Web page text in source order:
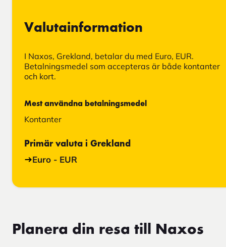
Valutainformation
I Naxos, Grekland, betalar du med Euro, EUR.
Betalningsmedel som accepteras är både kontanter
och kort.
Mest användna betalningsmedel
Kontanter
Primär valuta i Grekland
Euro - EUR
Planera din resa till Naxos